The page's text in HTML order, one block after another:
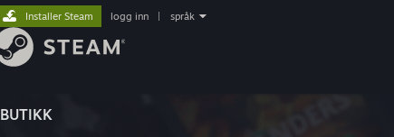
BUTIKK
Installer Steam logg inn språk